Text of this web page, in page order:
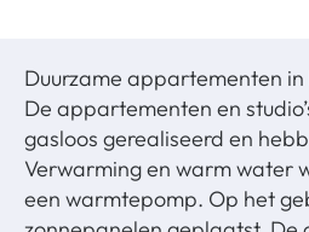
Duurzame appartementen in
De appartementen en
gasloos gerealiseerd en
Verwarming en warm water
een warmtepomp. Op het